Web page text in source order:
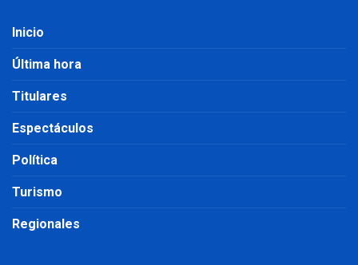
Inicio
Última hora
Titulares
Espectáculos
Política
Turismo
Regionales